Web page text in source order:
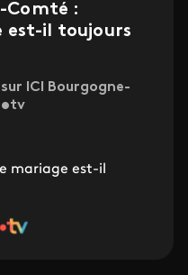
Comté :
est-il toujours
ICI Bourgogne-
mariage est-il